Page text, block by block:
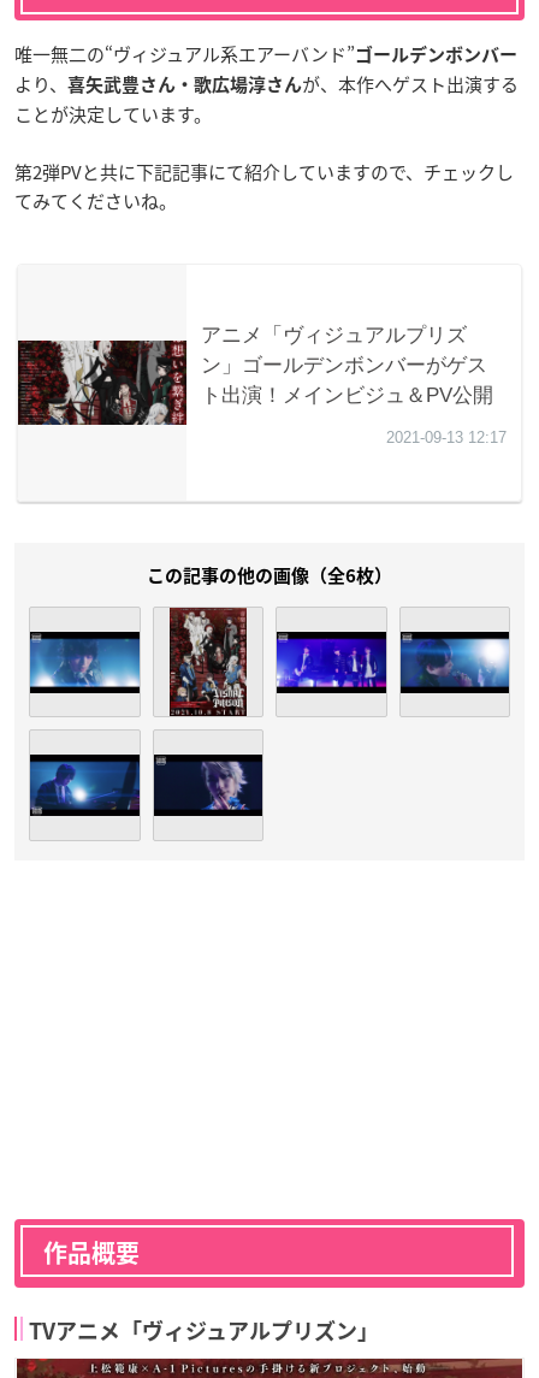
唯一無二の“ヴィジュアル系エアーバンド” ゴールデンボンバー
より、 喜矢武豊さん・歌広場淳さんが、本作へゲスト出演する
ことが決定しています。
第2弾PVと共に下記記事にて紹介していますので、チェックし
てみてくださいね。
この記事の他の画像（全6枚）
作品概要
TVアニメ「ヴィジュアルプリズン」